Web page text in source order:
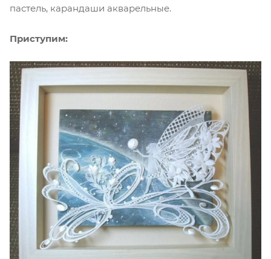
пастель, карандаши акварельные.
Приступим: